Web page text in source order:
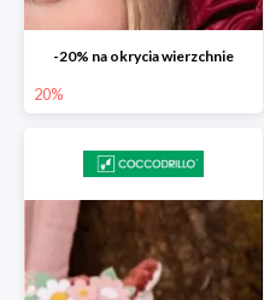
-20% na okrycia wierzchnie
20%